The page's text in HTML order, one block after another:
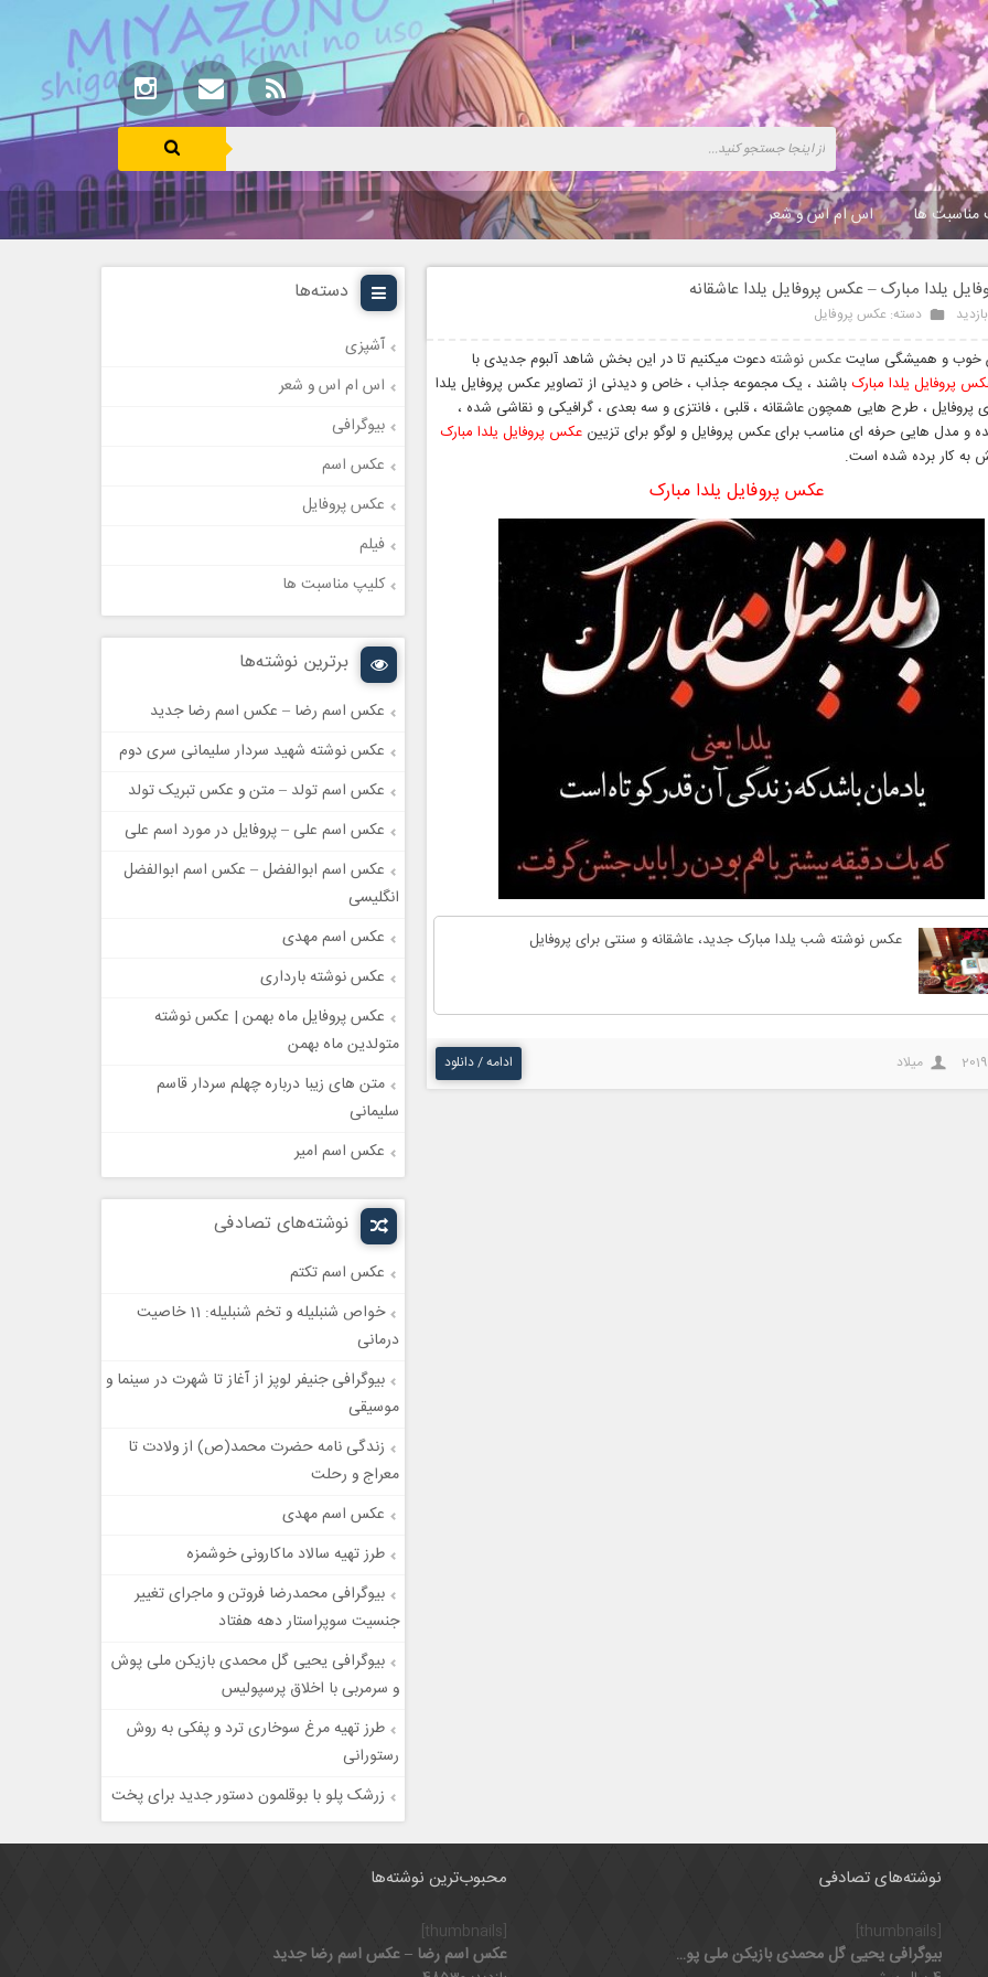
مناسبت ها اس ام اس و شعر
یلدا مبارک – عکس پروفایل یلدا عاشقانه
دسته: عکس پروفایل
خوب و همیشگی سایت عکس نوشته دعوت میکنیم تا در این بخش شاهد آلبوم جدیدی با
پروفایل یلدا مبارک باشند ، یک مجموعه جذاب ، خاص و دیدنی از تصاویر عکس پروفایل یلدا
پروفایل ، طرح هایی همچون عاشقانه ، قلبی ، فانتزی و سه بعدی ، گرافیکی و نقاشی شده ،
و مدل هایی حرفه ای مناسب برای عکس پروفایل و لوگو برای تزیین عکس پروفایل یلدا مبارک
به کار برده شده است.
عکس پروفایل یلدا مبارک
عکس نوشته شب یلدا مبارک جدید، عاشقانه و سنتی برای پروفایل
میلاد ادامه / دانلود
دسته‌ها
آشپزی
اس ام اس و شعر
بیوگرافی
عکس اسم
عکس پروفایل
فیلم
کلیپ مناسبت ها
برترین نوشته‌ها
عکس اسم رضا – عکس اسم رضا جدید
عکس نوشته شهید سردار سلیمانی سری دوم
عکس اسم تولد – متن و عکس تبریک تولد
عکس اسم علی – پروفایل در مورد اسم علی
عکس اسم ابوالفضل – عکس اسم ابوالفضل
انگلیسی
عکس اسم مهدی
عکس نوشته بارداری
عکس پروفایل ماه بهمن | عکس نوشته
متولدین ماه بهمن
متن های زیبا درباره چهلم سردار قاسم
سلیمانی
عکس اسم امیر
نوشته‌های تصادفی
عکس اسم تکتم
خواص شنبلیله و تخم شنبلیله: 11 خاصیت
درمانی
بیوگرافی جنیفر لوپز از آغاز تا شهرت در سینما و
موسیقی
زندگی نامه حضرت محمد(ص) از ولادت تا
معراج و رحلت
عکس اسم مهدی
طرز تهیه سالاد ماکارونی خوشمزه
بیوگرافی محمدرضا فروتن و ماجرای تغییر
جنسیت سوپراستار دهه هفتاد
بیوگرافی یحیی گل محمدی بازیکن ملی پوش
و سرمربی با اخلاق پرسپولیس
طرز تهیه مرغ سوخاری ترد و پفکی به روش
رستورانی
زرشک پلو با بوقلمون دستور جدید برای پخت
نوشته‌های تصادفی
[thumbnails]
بیوگرافی یحیی گل محمدی بازیکن ملی پوش و سرمربی با اخلاق پرسپولیس
محبوب‌ترین نوشته‌ها
[thumbnails]
عکس اسم رضا – عکس اسم رضا جدید